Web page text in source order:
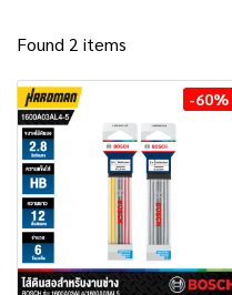
Found 2 items
-60%